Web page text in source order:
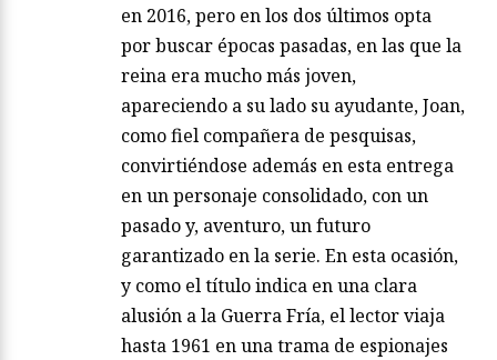
en 2016, pero en los dos últimos opta
por buscar épocas pasadas, en las que la
reina era mucho más joven,
apareciendo a su lado su ayudante, Joan,
como fiel compañera de pesquisas,
convirtiéndose además en esta entrega
en un personaje consolidado, con un
pasado y, aventuro, un futuro
garantizado en la serie. En esta ocasión,
y como el título indica en una clara
alusión a la Guerra Fría, el lector viaja
hasta 1961 en una trama de espionajes